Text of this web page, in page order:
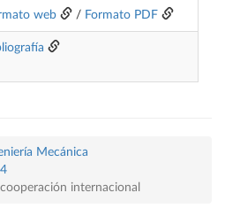
web / Formato PDF
Mecánica
internacional